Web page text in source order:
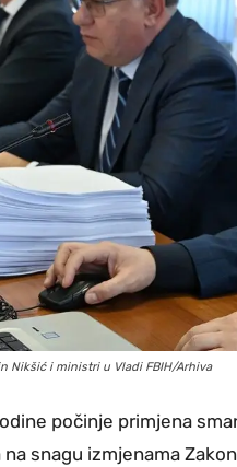
Nikšić i ministri u Vladi FBIH/Arhiva
počinje primjena
na snagu izmjenama